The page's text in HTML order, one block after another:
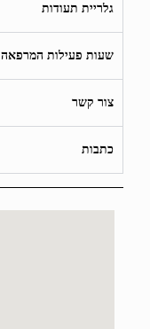
גלריית תעודות
שעות פעילות המרפאה
צור קשר
כתבות